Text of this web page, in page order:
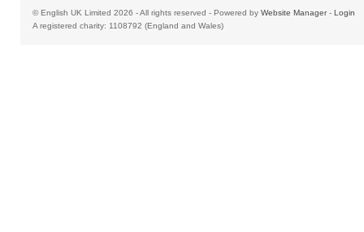
© English UK Limited 2026 - All rights reserved - Powered by Website Manager- Login
A registered charity: 1108792 (England and Wales)